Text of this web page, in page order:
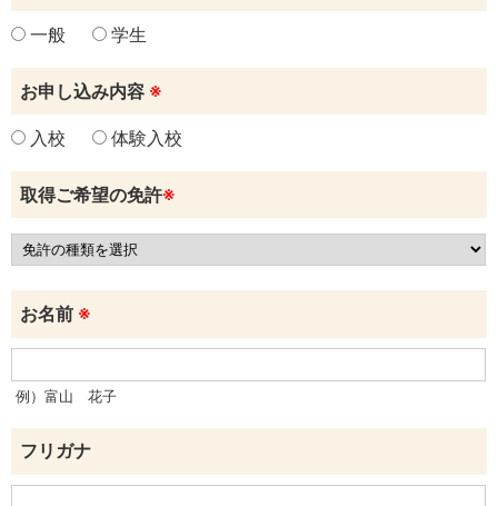
一般 学生
お申し込み内容 ※
入校 体験入校
取得ご希望の免許※
お名前 ※
例）富山 花子
フリガナ